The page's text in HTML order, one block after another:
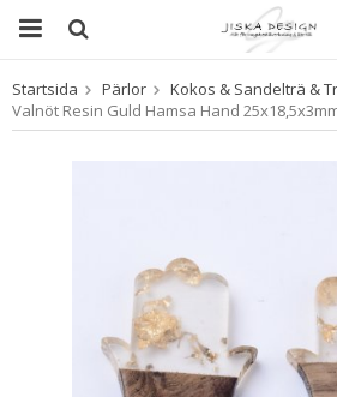
Produkten har blivit tillagd i
Startsida Pärlor
Kokos & Sandelträ &
Valnöt Resin Guld Hamsa Hand